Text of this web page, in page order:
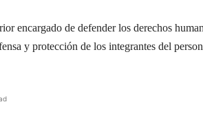
encargado de defender los derechos
y protección de los integrantes del